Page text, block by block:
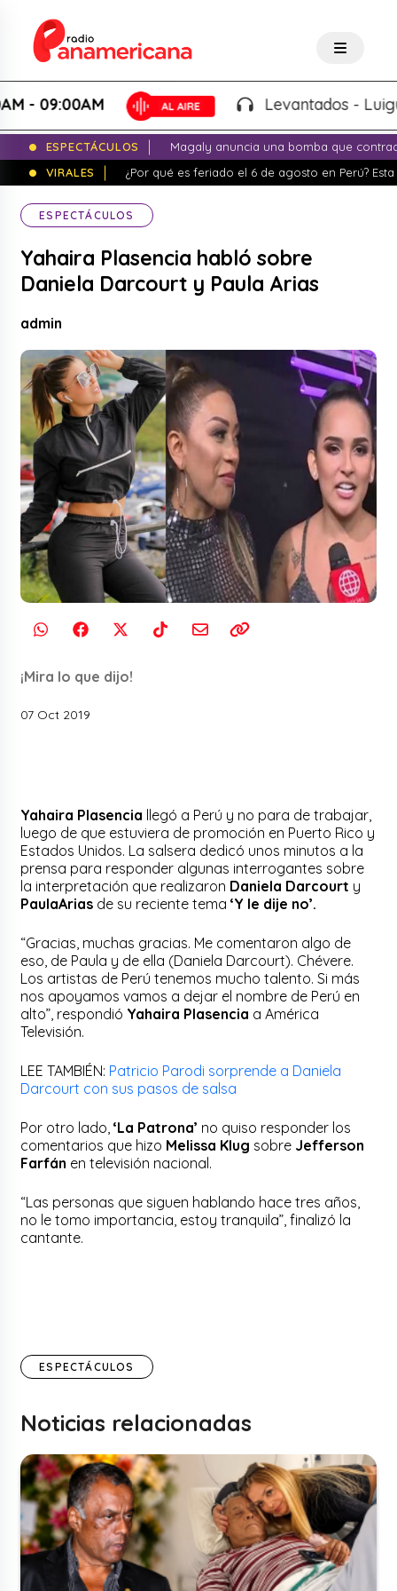
Levantados - Luigui
ESPECTÁCULOS
Magaly anuncia una bomba que
VIRALES
¿Por qué es feriado el 6 de agosto en Perú?
ESPECTÁCULOS
Yahaira Plasencia habló sobre
Daniela Darcourt y Paula Arias
admin
¡Mira lo que dijo!
07 Oct 2019
Yahaira Plasencia llegó a Perú y no para de trabajar,
luego de que estuviera de promoción en Puerto Rico y
Estados Unidos. La salsera dedicó unos minutos a la
prensa para responder algunas interrogantes sobre
la interpretación que realizaron Daniela Darcourt y
PaulaArias de su reciente tema ‘Y le dije no’.
“Gracias, muchas gracias. Me comentaron algo de
eso, de Paula y de ella (Daniela Darcourt). Chévere.
Los artistas de Perú tenemos mucho talento. Si más
nos apoyamos vamos a dejar el nombre de Perú en
alto”, respondió Yahaira Plasencia a América
Televisión.
LEE TAMBIÉN: Patricio Parodi sorprende a Daniela
Darcourt con sus pasos de salsa
Por otro lado,‘La Patrona’ no quiso responder los
comentarios que hizo Melissa Klug sobre Jefferson
Farfán en televisión nacional.
“Las personas que siguen hablando hace tres años,
no le tomo importancia, estoy tranquila”, finalizó la
cantante.
ESPECTÁCULOS
Noticias relacionadas